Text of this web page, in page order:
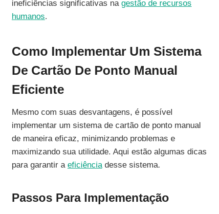
ineficiências significativas na gestão de recursos
humanos.
Como Implementar Um Sistema
De Cartão De Ponto Manual
Eficiente
Mesmo com suas desvantagens, é possível
implementar um sistema de cartão de ponto manual
de maneira eficaz, minimizando problemas e
maximizando sua utilidade. Aqui estão algumas dicas
para garantir a eficiênciadesse sistema.
Passos Para Implementação